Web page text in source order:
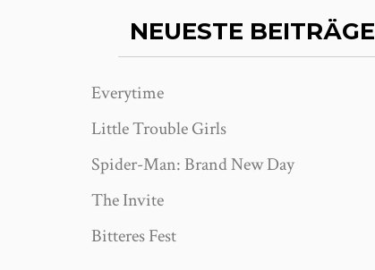
NEUESTE BEITRÄGE
Everytime
Little Trouble Girls
Spider-Man: Brand New Day
The Invite
Bitteres Fest